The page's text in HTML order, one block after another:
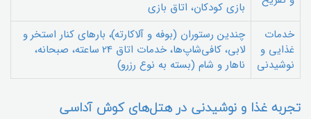
بازی کودکان، اتاق بازی
خدمات
غذایی و
نوشیدنی
چندین رستوران (بوفه و آلاکارته)، بارهای کنار استخر و
لابی، کافی‌شاپ‌ها، خدمات اتاق 24 ساعته، صبحانه،
ناهار و شام (بسته به نوع رزرو)
تجربه غذا و نوشیدنی در هتل‌های کوش آداسی